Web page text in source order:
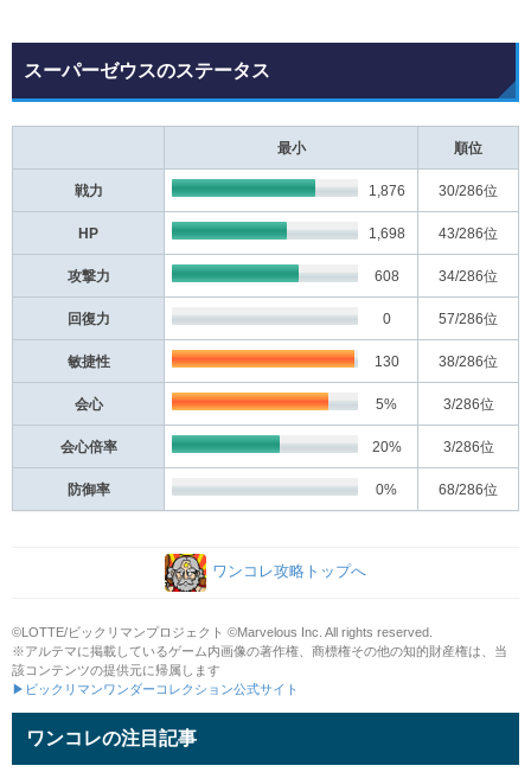
スーパーゼウスのステータス
最小 順位
戦力 1,876 30/286位
HP 1,698 43/286位
攻撃力 608 34/286位
回復力 0 57/286位
敏捷性 130 38/286位
会心 5% 3/286位
会心倍率 20% 3/286位
防御率 0% 68/286位
ワンコレ攻略トップへ
©LOTTE/ビックリマンプロジェクト ©Marvelous Inc. All rights reserved.
※アルテマに掲載しているゲーム内画像の著作権、商標権その他の知的財産権は、当
該コンテンツの提供元に帰属します
▶ビックリマンワンダーコレクション公式サイト
ワンコレの注目記事